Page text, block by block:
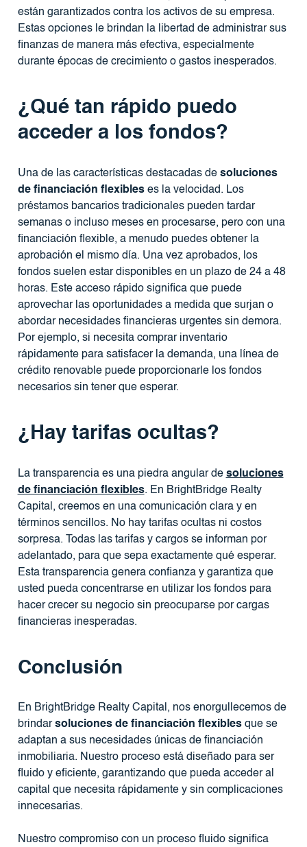
están garantizados contra los activos de su empresa.
Estas opciones le brindan la libertad de administrar sus
finanzas de manera más efectiva, especialmente
durante épocas de crecimiento o gastos inesperados.
¿Qué tan rápido puedo
acceder a los fondos?
Una de las características destacadas de soluciones
de financiación flexibleses la velocidad. Los
préstamos bancarios tradicionales pueden tardar
semanas o incluso meses en procesarse, pero con una
financiación flexible, a menudo puedes obtener la
aprobación el mismo día. Una vez aprobados, los
fondos suelen estar disponibles en un plazo de 24 a 48
horas. Este acceso rápido significa que puede
aprovechar las oportunidades a medida que surjan o
abordar necesidades financieras urgentes sin demora.
Por ejemplo, si necesita comprar inventario
rápidamente para satisfacer la demanda, una línea de
crédito renovable puede proporcionarle los fondos
necesarios sin tener que esperar.
¿Hay tarifas ocultas?
La transparencia es una piedra angular de soluciones
de financiación flexibles. En BrightBridge Realty
Capital, creemos en una comunicación clara y en
términos sencillos. No hay tarifas ocultas ni costos
sorpresa. Todas las tarifas y cargos se informan por
adelantado, para que sepa exactamente qué esperar.
Esta transparencia genera confianza y garantiza que
usted pueda concentrarse en utilizar los fondos para
hacer crecer su negocio sin preocuparse por cargas
financieras inesperadas.
Conclusión
En BrightBridge Realty Capital, nos enorgullecemos de
brindarsoluciones de financiación flexiblesque se
adaptan a sus necesidades únicas de financiación
inmobiliaria. Nuestro proceso está diseñado para ser
fluido y eficiente, garantizando que pueda acceder al
capital que necesita rápidamente y sin complicaciones
innecesarias.
Nuestro compromiso con un proceso fluido significa